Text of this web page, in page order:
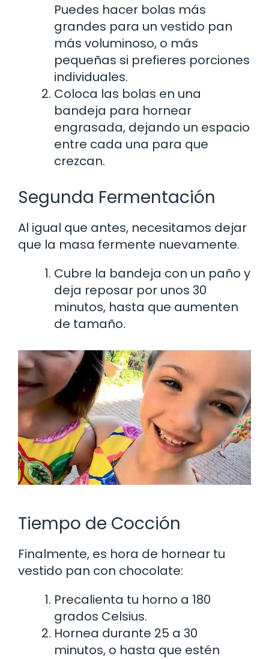
Puedes hacer bolas más
grandes para un vestido pan
más voluminoso, o más
pequeñas si prefieres porciones
individuales.
Coloca las bolas en una
bandeja para hornear
engrasada, dejando un espacio
entre cada una para que
crezcan.
Segunda Fermentación
Al igual que antes, necesitamos dejar
que la masa fermente nuevamente.
Cubre la bandeja con un paño y
deja reposar por unos 30
minutos, hasta que aumenten
de tamaño.
Tiempo de Cocción
Finalmente, es hora de hornear tu
vestido pan con chocolate:
Precalienta tu horno a 180
grados Celsius.
Hornea durante 25 a 30
minutos, o hasta que estén